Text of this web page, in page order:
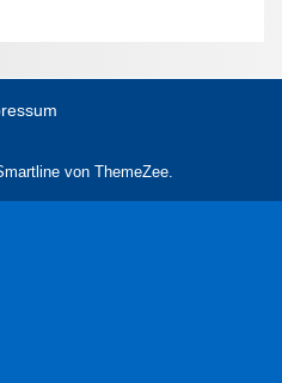
von ThemeZee.